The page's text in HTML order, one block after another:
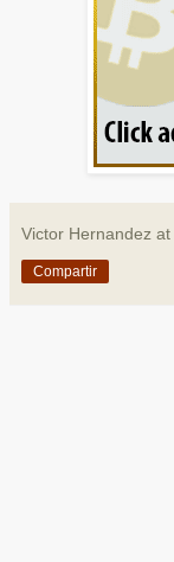
Victor Hernandez at
Compartir